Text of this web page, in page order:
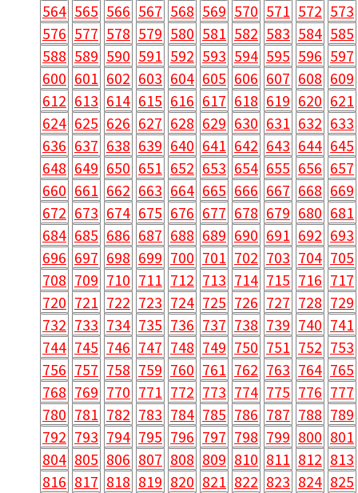
564 565 566 567 568 569 570 571 572 573
576 577 578 579 580 581 582 583 584 585
588 589 590 591 592 593 594 595 596 597
600 601 602 603 604 605 606 607 608 609
612 613 614 615 616 617 618 619 620 621
624 625 626 627 628 629 630 631 632 633
636 637 638 639 640 641 642 643 644 645
648 649 650 651 652 653 654 655 656 657
660 661 662 663 664 665 666 667 668 669
672 673 674 675 676 677 678 679 680 681
684 685 686 687 688 689 690 691 692 693
696 697 698 699 700 701 702 703 704 705
708 709 710 711 712 713 714 715 716 717
720 721 722 723 724 725 726 727 728 729
732 733 734 735 736 737 738 739 740 741
744 745 746 747 748 749 750 751 752 753
756 757 758 759 760 761 762 763 764 765
768 769 770 771 772 773 774 775 776 777
780 781 782 783 784 785 786 787 788 789
792 793 794 795 796 797 798 799 800 801
804 805 806 807 808 809 810 811 812 813
816 817 818 819 820 821 822 823 824 825